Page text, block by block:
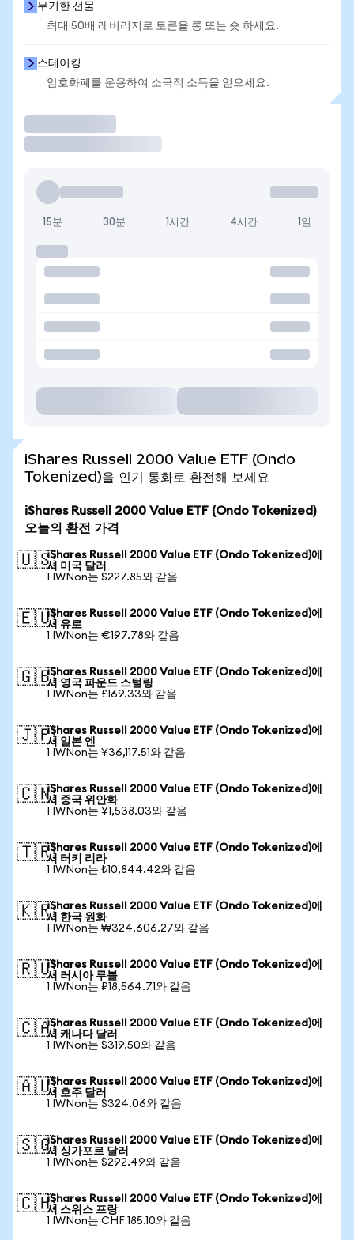
무기한 선물
최대 50배 레버리지로 토큰을 롱 또는 숏 하세요.
스테이킹
암호화폐를 운용하여 소극적 소득을 얻으세요.
15분 30분 1시간 4시간 1일
iShares Russell 2000 Value ETF (Ondo
Tokenized)을 인기 통화로 환전해 보세요
iShares Russell 2000 Value ETF (Ondo Tokenized)
오늘의 환전 가격
🇺🇸iShares Russell 2000 Value ETF (Ondo Tokenized)에
서 미국 달러
1 IWNon는 $227.85와 같음
🇪🇺iShares Russell 2000 Value ETF (Ondo Tokenized)에
서 유로
1 IWNon는 €197.78와 같음
🇬🇧iShares Russell 2000 Value ETF (Ondo Tokenized)에
서 영국 파운드 스털링
1 IWNon는 £169.33와 같음
🇯🇵iShares Russell 2000 Value ETF (Ondo Tokenized)에
서 일본 엔
1 IWNon는 ¥36,117.51와 같음
🇨🇳iShares Russell 2000 Value ETF (Ondo Tokenized)에
서 중국 위안화
1 IWNon는 ¥1,538.03와 같음
🇹🇷iShares Russell 2000 Value ETF (Ondo Tokenized)에
서 터키 리라
1 IWNon는 ₺10,844.42와 같음
🇰🇷iShares Russell 2000 Value ETF (Ondo Tokenized)에
서 한국 원화
1 IWNon는 ₩324,606.27와 같음
🇷🇺iShares Russell 2000 Value ETF (Ondo Tokenized)에
서 러시아 루블
1 IWNon는 ₽18,564.71와 같음
🇨🇦iShares Russell 2000 Value ETF (Ondo Tokenized)에
서 캐나다 달러
1 IWNon는 $319.50와 같음
🇦🇺iShares Russell 2000 Value ETF (Ondo Tokenized)에
서 호주 달러
1 IWNon는 $324.06와 같음
🇸🇬iShares Russell 2000 Value ETF (Ondo Tokenized)에
서 싱가포르 달러
1 IWNon는 $292.49와 같음
🇨🇭iShares Russell 2000 Value ETF (Ondo Tokenized)에
서 스위스 프랑
1 IWNon는 CHF 185.10와 같음